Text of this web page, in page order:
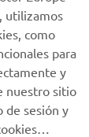
de
utilizamos
como
para
y
nuestro sitio
de sesión y